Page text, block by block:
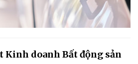
Kinh doanh Bất động sản